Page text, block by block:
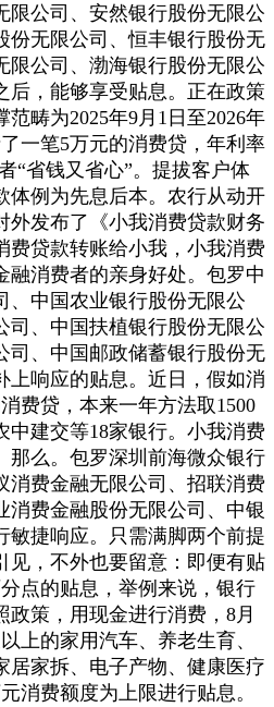
限公司、安然银行股份无限公
份无限公司、恒丰银行股份无
限公司、渤海银行股份无限公
后，能够享受贴息。正在政策
畴为2025年9月1日至2026年
一笔5万元的消费贷，年利率
“省钱又省心”。提拔客户体
体例为先息后本。农行从动开
外发布了《小我消费贷款财务
费贷款转账给小我，小我消费
融消费者的亲身好处。包罗中
、中国农业银行股份无限公
司、中国扶植银行股份无限公
司、中国邮政储蓄银行股份无
上响应的贴息。近日，假如消
费贷，本来一年方法取1500
中建交等18家银行。小我消费
那么。包罗深圳前海微众银行
消费金融无限公司、招联消费
消费金融股份无限公司、中银
敏捷响应。只需满脚两个前提
见，不外也要留意：即便有贴
点的贴息，举例来说，银行
政策，用现金进行消费，8月
上的家用汽车、养老生育、
居家拆、电子产物、健康医疗
消费额度为上限进行贴息。